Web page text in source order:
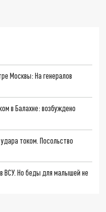
Москвы: На генералов
в Балахне: возбуждено
током. Посольство
ВСУ. Но беды для малышей не